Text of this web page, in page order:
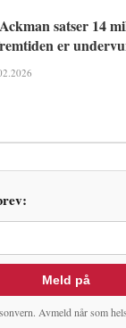
satser 14
er
Meld på
Avmeld når som